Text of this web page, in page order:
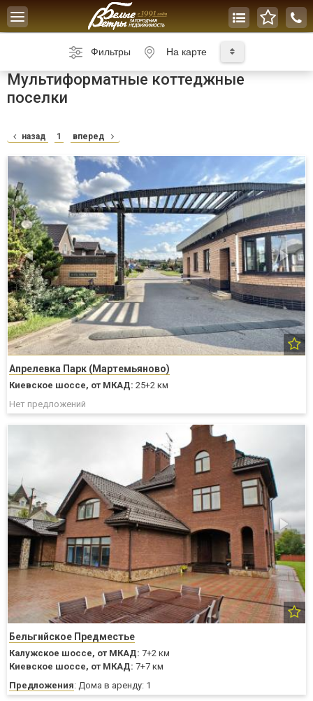
Toggle
navigation
Фильтры На карте
Мультиформатные коттеджные
поселки
назад 1 вперед
Апрелевка Парк (Мартемьяново)
Киевское шоссе, от МКАД: 25+2 км
Нет предложений
Бельгийское Предместье
Калужское шоссе, от МКАД: 7+2 км
Киевское шоссе, от МКАД: 7+7 км
Предложения: Дома в аренду: 1